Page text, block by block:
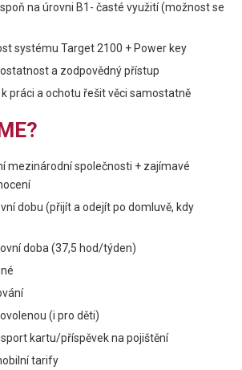
na úrovni B1- časté využití (možnost se
systému Target 2100 + Power key
a zodpovědný přístup
práci a ochotu řešit věci samostatně
mezinárodní společnosti + zajímavé
dobu (přijít a odejít po domluvě, kdy
doba (37,5 hod/týden)
(i pro děti)
kartu/příspěvek na pojištění
tarify